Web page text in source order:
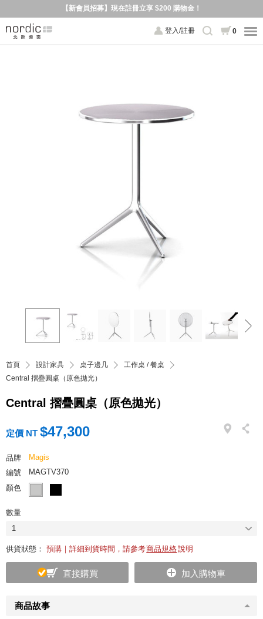
【新會員招募】現在註冊立享 $200 購物金！
登入/註冊 0
首頁 設計家具 桌子邊几
工作桌 / 餐桌
Central 摺疊圓桌（原色拋光）
Central 摺疊圓桌（原色拋光）
商品故事
定價 NT $47,300
品牌
Magis
編號
MAGTV370
顏色
數量
1
供貨狀態： 預購｜詳細到貨時間，請參考商品規格說明
直接購買 加入購物車